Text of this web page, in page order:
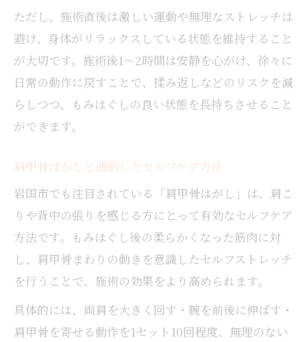
ただし、施術直後は激しい運動や無理なストレッチは
避け、身体がリラックスしている状態を維持すること
が大切です。施術後1～2時間は安静を心がけ、徐々に
日常の動作に戻すことで、揉み返しなどのリスクを減
らしつつ、もみほぐしの良い状態を長持ちさせること
ができます。
肩甲骨はがしと連動したセルフケア方法
岩国市でも注目されている「肩甲骨はがし」は、肩こ
りや背中の張りを感じる方にとって有効なセルフケア
方法です。もみほぐし後の柔らかくなった筋肉に対
し、肩甲骨まわりの動きを意識したセルフストレッチ
を行うことで、施術の効果をより高められます。
具体的には、両肩を大きく回す・腕を前後に伸ばす・
肩甲骨を寄せる動作を1セット10回程度、無理のない